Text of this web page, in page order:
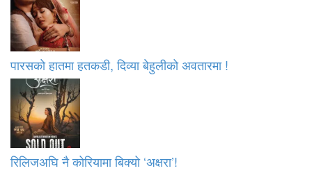
पारसको हातमा हतकडी, दिव्या बेहुलीको अवतारमा !
रिलिजअघि नै कोरियामा बिक्यो ‘अक्षरा’!